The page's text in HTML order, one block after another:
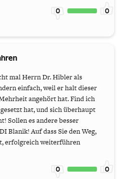
0 0
mal Herrn Dr. Hibler als
einfach, weil er halt dieser
angehört hat. Find ich
hat, und sich überhaupt
Sollen es andere besser
Blanik! Auf dass Sie den Weg,
erfolgreich weiterführen
0 0